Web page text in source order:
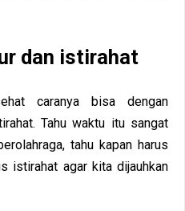
dan istirahat
caranya bisa dengan
Tahu waktu itu sangat
tahu kapan harus
istirahat agar kita dijauhkan